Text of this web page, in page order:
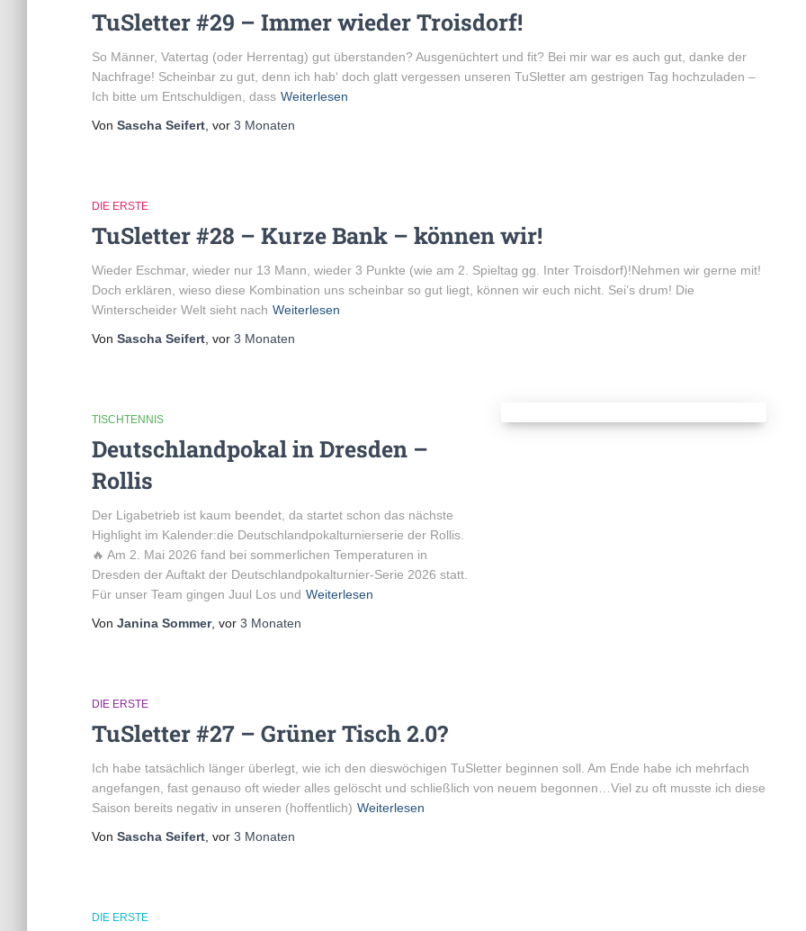
TuSletter #29 – Immer wieder Troisdorf!
So Männer, Vatertag (oder Herrentag) gut überstanden? Ausgenüchtert und fit? Bei mir war es auch gut, danke der
Nachfrage! Scheinbar zu gut, denn ich hab‘ doch glatt vergessen unseren TuSletter am gestrigen Tag hochzuladen –
Ich bitte um Entschuldigen, dass Weiterlesen
Von Sascha Seifert , vor 3 Monaten
DIE ERSTE
TuSletter #28 – Kurze Bank – können wir!
Wieder Eschmar, wieder nur 13 Mann, wieder 3 Punkte (wie am 2. Spieltag gg. Inter Troisdorf)!Nehmen wir gerne mit!
Doch erklären, wieso diese Kombination uns scheinbar so gut liegt, können wir euch nicht. Sei’s drum! Die
Winterscheider Welt sieht nach Weiterlesen
Von Sascha Seifert , vor 3 Monaten
TISCHTENNIS
Deutschlandpokal in Dresden –
Rollis
Der Ligabetrieb ist kaum beendet, da startet schon das nächste
Highlight im Kalender:die Deutschlandpokalturnierserie der Rollis.
🔥 Am 2. Mai 2026 fand bei sommerlichen Temperaturen in
Dresden der Auftakt der Deutschlandpokalturnier-Serie 2026 statt.
Für unser Team gingen Juul Los und Weiterlesen
Von Janina Sommer, vor 3 Monaten
DIE ERSTE
TuSletter #27 – Grüner Tisch 2.0?
Ich habe tatsächlich länger überlegt, wie ich den dieswöchigen TuSletter beginnen soll. Am Ende habe ich mehrfach
angefangen, fast genauso oft wieder alles gelöscht und schließlich von neuem begonnen…Viel zu oft musste ich diese
Saison bereits negativ in unseren (hoffentlich) Weiterlesen
Von Sascha Seifert , vor 3 Monaten
DIE ERSTE